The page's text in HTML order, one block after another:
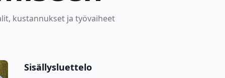
kustannukset ja työvaiheet
Sisällysluettelo